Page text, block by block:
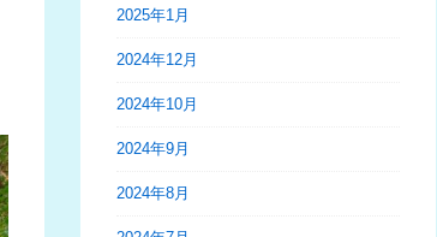
2025年1月
2024年12月
2024年10月
2024年9月
2024年8月